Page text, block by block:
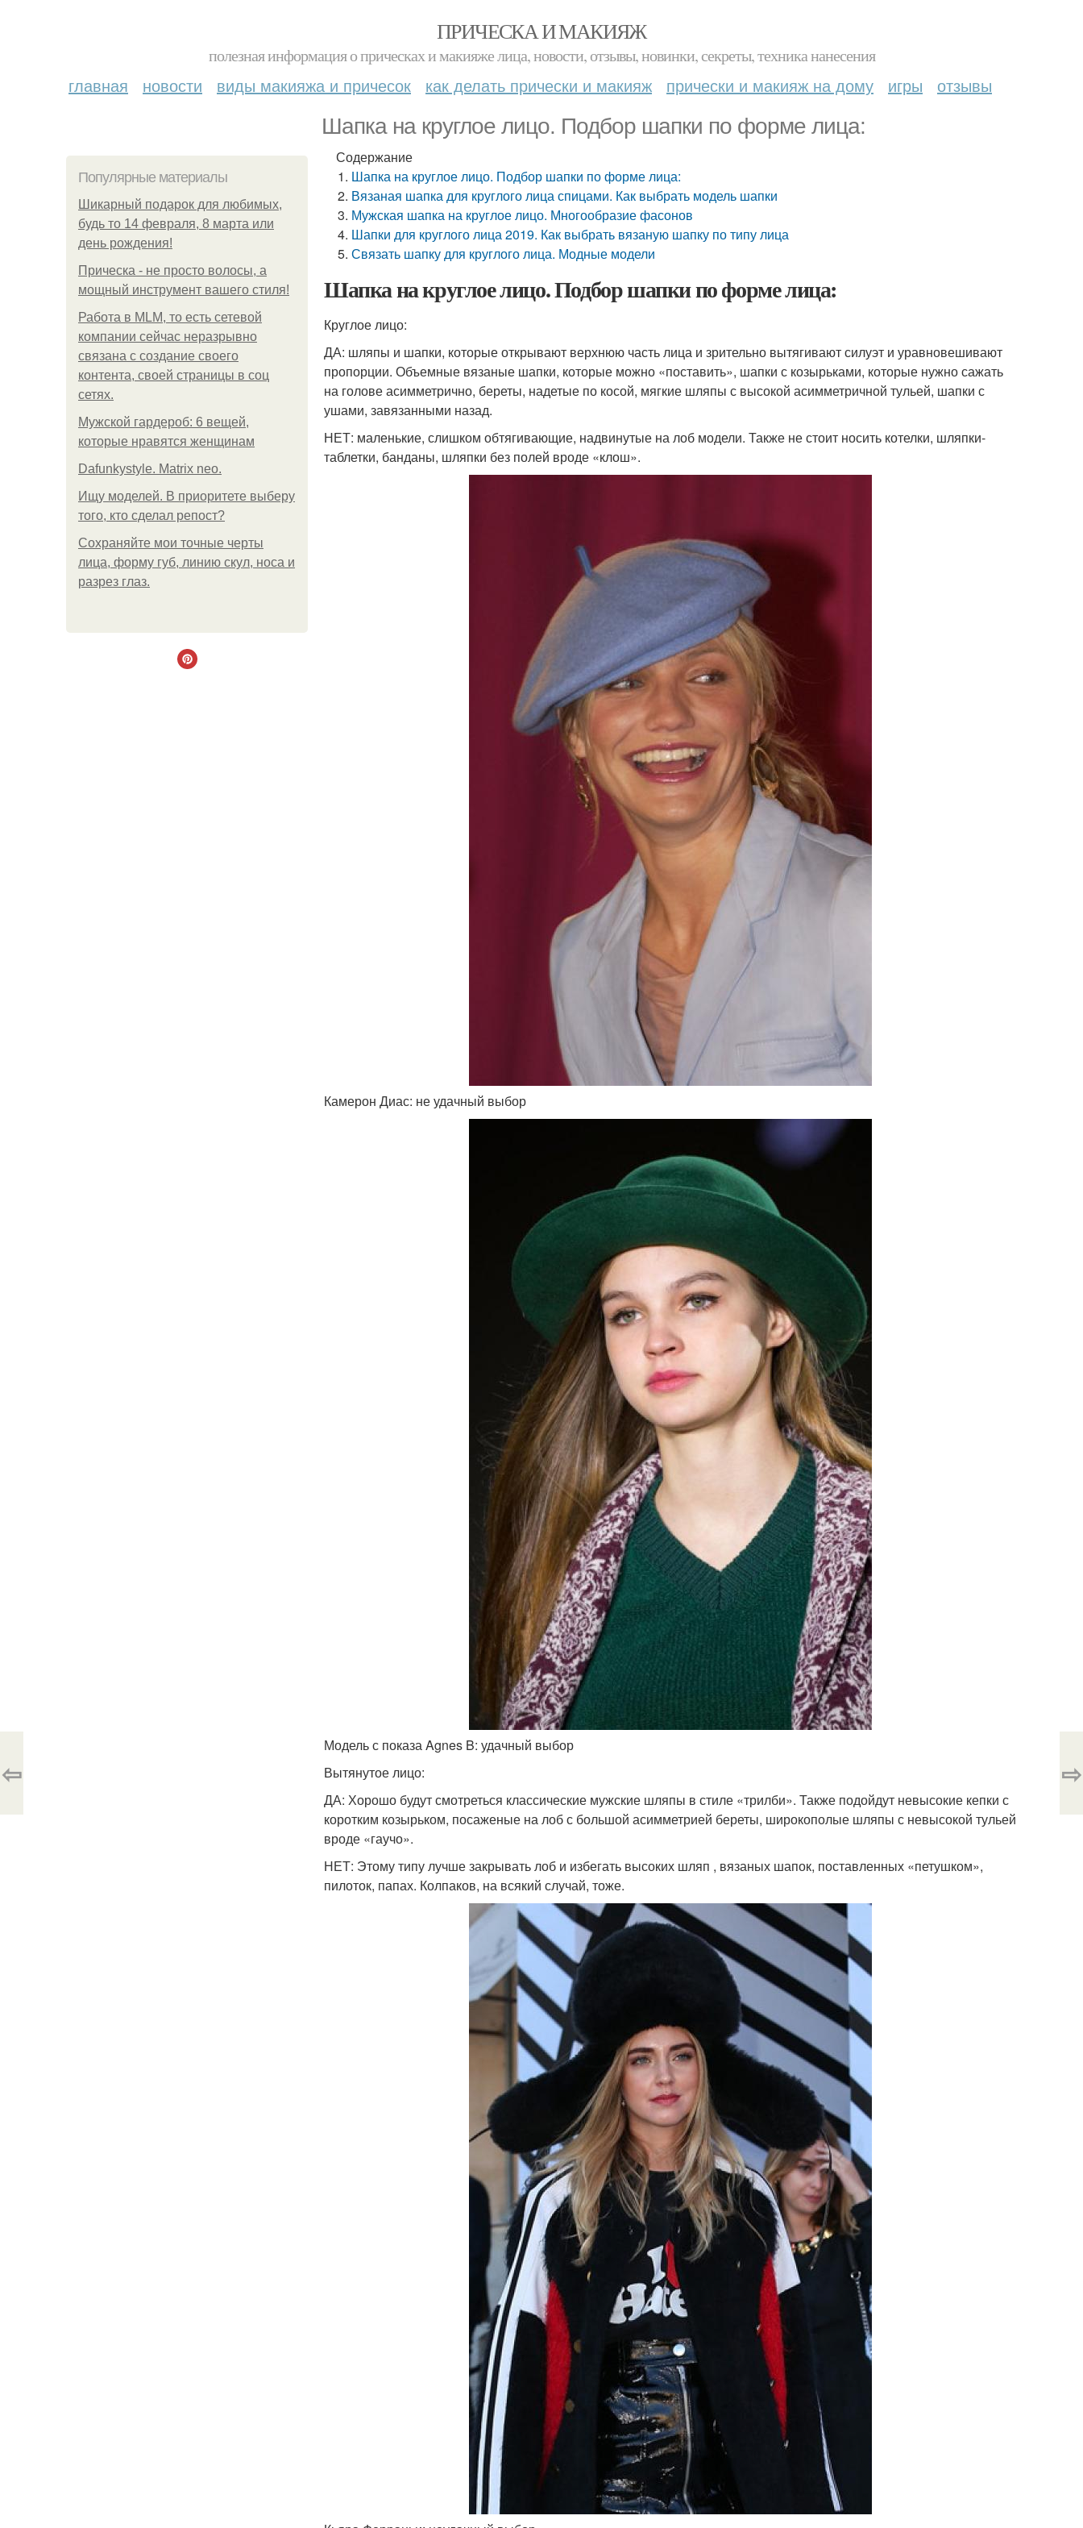
ПРИЧЕСКА И МАКИЯЖ
полезная информация о прическах и макияже лица, новости, отзывы, новинки, секреты, техника нанесения
главная новости виды макияжа и причесок как делать прически и макияж прически и макияж на дому игры отзывы
Шапка на круглое лицо. Подбор шапки по форме лица:
Популярные материалы
Шикарный подарок для любимых,
будь то 14 февраля, 8 марта или
день рождения!
Прическа - не просто волосы, а
мощный инструмент вашего стиля!
Работа в MLM, то есть сетевой
компании сейчас неразрывно
связана с создание своего
контента, своей страницы в соц
сетях.
Мужской гардероб: 6 вещей,
которые нравятся женщинам
Dafunkystyle. Matrix neo.
Ищу моделей. В приоритете выберу
того, кто сделал репост?
Сохраняйте мои точные черты
лица, форму губ, линию скул, носа и
разрез глаз.
Содержание
Шапка на круглое лицо. Подбор шапки по форме лица:
Вязаная шапка для круглого лица спицами. Как выбрать модель шапки
Мужская шапка на круглое лицо. Многообразие фасонов
Шапки для круглого лица 2019. Как выбрать вязаную шапку по типу лица
Связать шапку для круглого лица. Модные модели
Шапка на круглое лицо. Подбор шапки по форме лица:
Круглое лицо:
ДА: шляпы и шапки, которые открывают верхнюю часть лица и зрительно вытягивают силуэт и уравновешивают
пропорции. Объемные вязаные шапки, которые можно «поставить», шапки с козырьками, которые нужно сажать
на голове асимметрично, береты, надетые по косой, мягкие шляпы с высокой асимметричной тульей, шапки с
ушами, завязанными назад.
НЕТ: маленькие, слишком обтягивающие, надвинутые на лоб модели. Также не стоит носить котелки, шляпки-
таблетки, банданы, шляпки без полей вроде «клош».
Камерон Диас: не удачный выбор
Модель с показа Agnes B: удачный выбор
Вытянутое лицо:
ДА: Хорошо будут смотреться классические мужские шляпы в стиле «трилби». Также подойдут невысокие кепки с
коротким козырьком, посаженые на лоб с большой асимметрией береты, широкополые шляпы с невысокой тульей
вроде «гаучо».
НЕТ: Этому типу лучше закрывать лоб и избегать высоких шляп , вязаных шапок, поставленных «петушком»,
пилоток, папах. Колпаков, на всякий случай, тоже.
⇦ ⇨